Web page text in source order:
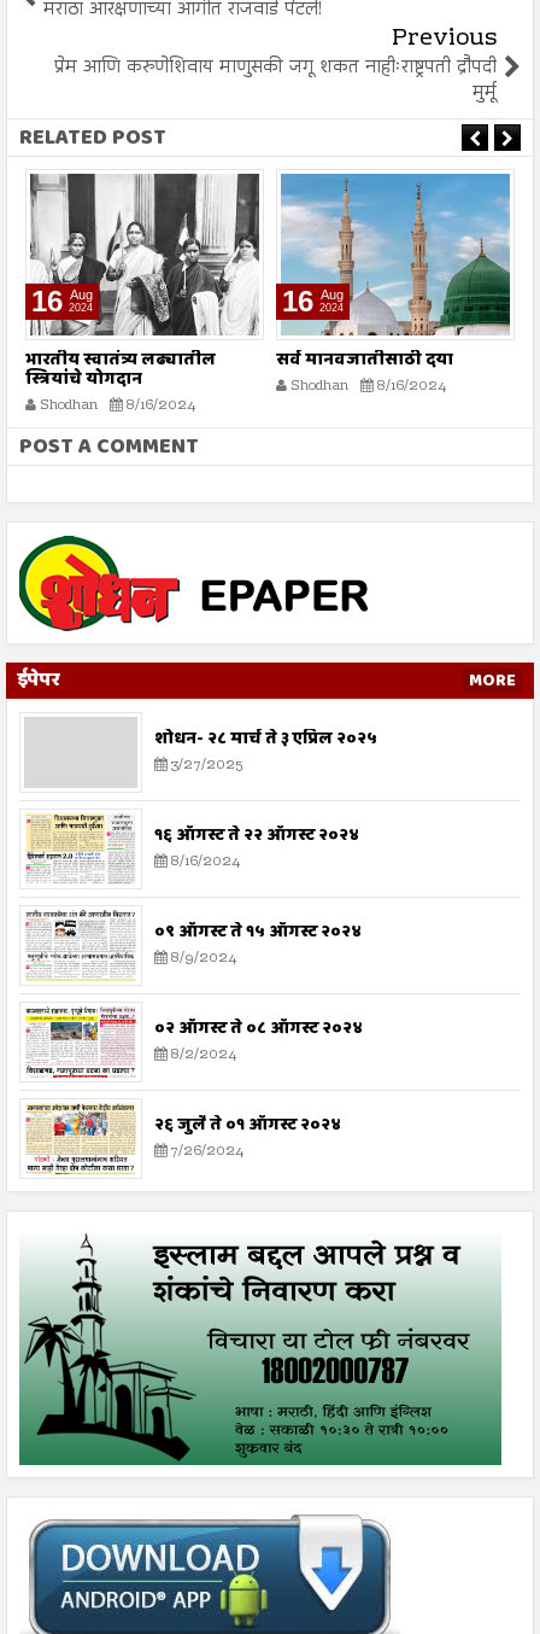
मराठा आरक्षणाच्या आगीत राजवाडे पेटले!
Previous
प्रेम आणि करुणेशिवाय माणुसकी जगू शकत नाहीःराष्ट्रपती द्रौपदी
मुर्मू
RELATED POST
16 Aug
2024
भारतीय स्वातंत्र्य लढ्यातील
स्त्रियांचे योगदान
Shodhan 8/16/2024
16 Aug
2024
सर्व मानवजातीसाठी दया
Shodhan 8/16/2024
POST A COMMENT
ईपेपर MORE
शोधन- २८ मार्च ते ३ एप्रिल २०२५
3/27/2025
१६ ऑगस्ट ते २२ ऑगस्ट २०२४
8/16/2024
०९ ऑगस्ट ते १५ ऑगस्ट २०२४
8/9/2024
०२ ऑगस्ट ते ०८ ऑगस्ट २०२४
8/2/2024
२६ जुलै ते ०१ ऑगस्ट २०२४
7/26/2024